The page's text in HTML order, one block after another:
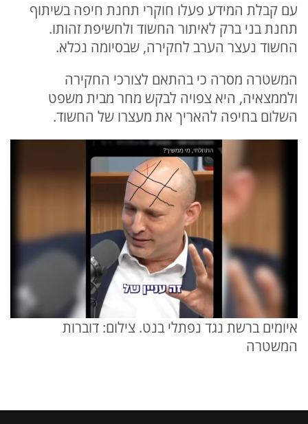
עם קבלת המידע פעלו חוקרי תחנת חיפה בשיתוף
תחנת בני ברק לאיתור החשוד ולחשיפת זהותו.
החשוד נעצר הערב לחקירה, שבסיומה נכלא.
המשטרה מסרה כי בהתאם לצורכי החקירה
ולממצאיה, היא צפויה לבקש מחר מבית משפט
השלום בחיפה להאריך את מעצרו של החשוד.
איומים ברשת נגד נפתלי בנט. צילום: דוברות
המשטרה